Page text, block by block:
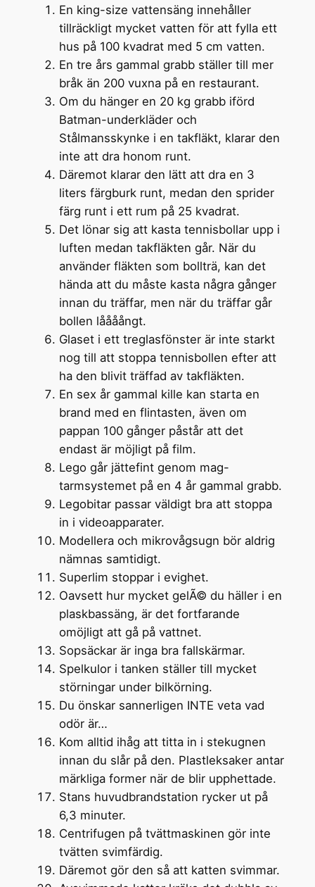
En king-size vattensäng innehåller
tillräckligt mycket vatten för att fylla ett
hus på 100 kvadrat med 5 cm vatten.
En tre års gammal grabb ställer till mer
bråk än 200 vuxna på en restaurant.
Om du hänger en 20 kg grabb iförd
Batman-underkläder och
Stålmansskynke i en takfläkt, klarar den
inte att dra honom runt.
Däremot klarar den lätt att dra en 3
liters färgburk runt, medan den sprider
färg runt i ett rum på 25 kvadrat.
Det lönar sig att kasta tennisbollar upp i
luften medan takfläkten går. När du
använder fläkten som bollträ, kan det
hända att du måste kasta några gånger
innan du träffar, men när du träffar går
bollen låååångt.
Glaset i ett treglasfönster är inte starkt
nog till att stoppa tennisbollen efter att
ha den blivit träffad av takfläkten.
En sex år gammal kille kan starta en
brand med en flintasten, även om
pappan 100 gånger påstår att det
endast är möjligt på film.
Lego går jättefint genom mag-
tarmsystemet på en 4 år gammal grabb.
Legobitar passar väldigt bra att stoppa
in i videoapparater.
Modellera och mikrovågsugn bör aldrig
nämnas samtidigt.
Superlim stoppar i evighet.
Oavsett hur mycket gelÃ© du häller i en
plaskbassäng, är det fortfarande
omöjligt att gå på vattnet.
Sopsäckar är inga bra fallskärmar.
Spelkulor i tanken ställer till mycket
störningar under bilkörning.
Du önskar sannerligen INTE veta vad
odör är…
Kom alltid ihåg att titta in i stekugnen
innan du slår på den. Plastleksaker antar
märkliga former när de blir upphettade.
Stans huvudbrandstation rycker ut på
6,3 minuter.
Centrifugen på tvättmaskinen gör inte
tvätten svimfärdig.
Däremot gör den så att katten svimmar.